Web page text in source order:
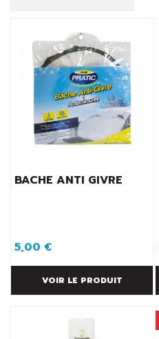
BACHE ANTI GIVRE
5,00 €
VOIR LE PRODUIT